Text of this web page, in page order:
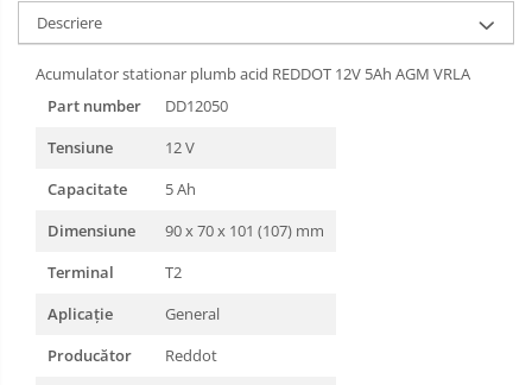
Descriere
Acumulator stationar plumb acid REDDOT 12V 5Ah AGM VRLA
Part number
DD12050
Tensiune
12 V
Capacitate
5 Ah
Dimensiune
90 x 70 x 101 (107) mm
Terminal
T2
Aplicație
General
Producător
Reddot